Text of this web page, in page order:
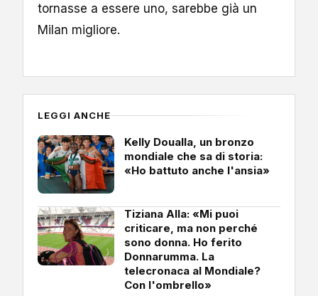
tornasse a essere uno, sarebbe già un
Milan migliore.
LEGGI ANCHE
Kelly Doualla, un bronzo
mondiale che sa di storia:
«Ho battuto anche l'ansia»
Tiziana Alla: «Mi puoi
criticare, ma non perché
sono donna. Ho ferito
Donnarumma. La
telecronaca al Mondiale?
Con l'ombrello»